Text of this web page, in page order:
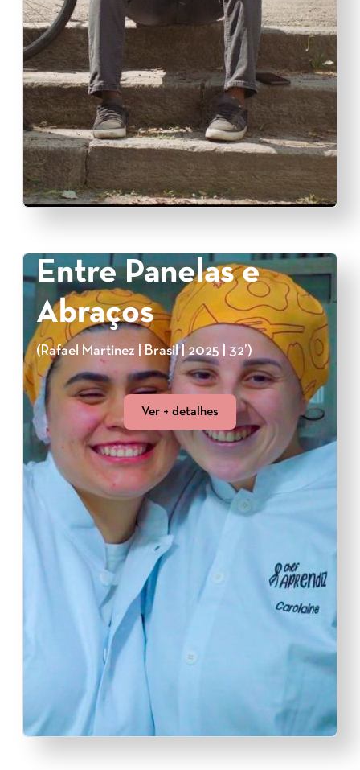
Entre Panelas e
Abraços
(Rafael Martinez | Brasil | 2025 | 32’)
Ver + detalhes